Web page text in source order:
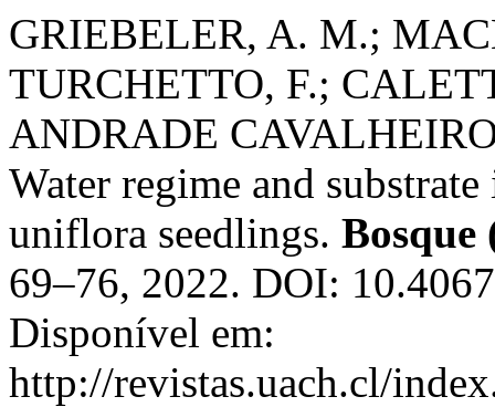
GRIEBELER, A. M.;
TURCHETTO, F.;
ANDRADE
Water regime and
uniflora seedlings.
69–76, 2022. DOI:
Disponível em:
http://revistas.uach.cl/